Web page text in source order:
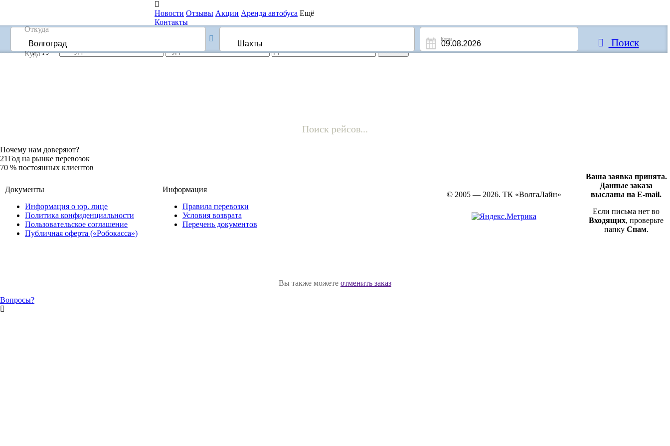

Новости Отзывы Акции Аренда автобуса Ещё
Контакты
60-05-60
Перезвоните мне
Поиск маршрута
Поиск
Поиск рейсов...
Почему нам доверяют?
21Год на рынке перевозок
70 % постоянных клиентов
Документы
Информация о юр. лице
Политика конфиденциальности
Пользовательское соглашение
Публичная оферта («Робокасса»)
Информация
Правила перевозки
Условия возврата
Перечень документов
© 2005 — 2026. ТК «ВолгаЛайн»
Ваша заявка принята.
Данные заказа
высланы на E-mail.
Если письма нет во
Входящих, проверьте
папку Спам.
Вы также можете отменить заказ
Вопросы?